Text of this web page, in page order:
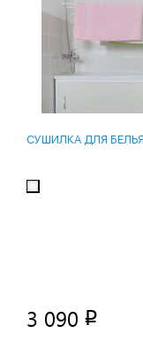
СУШИЛКА ДЛЯ
3 090 p